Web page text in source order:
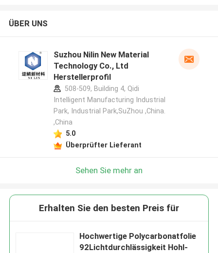
ÜBER UNS
Suzhou Nilin New Material
Technology Co., Ltd
Herstellerprofil
508-509, Building 4, Qidi
Intelligent Manufacturing Industrial
Park, Industrial Park,SuZhou ,China.
,China
5.0
Überprüfter Lieferant
Sehen Sie mehr an
Erhalten Sie den besten Preis für
Hochwertige Polycarbonatfolie
92Lichtdurchlässigkeit Hohl-